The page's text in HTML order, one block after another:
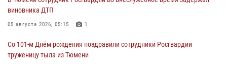
виновника ДТП
05 августа 2026, 05:15 1
Со 101-м Днём рождения поздравили сотрудники Росгвардии
труженицу тыла из Тюмени